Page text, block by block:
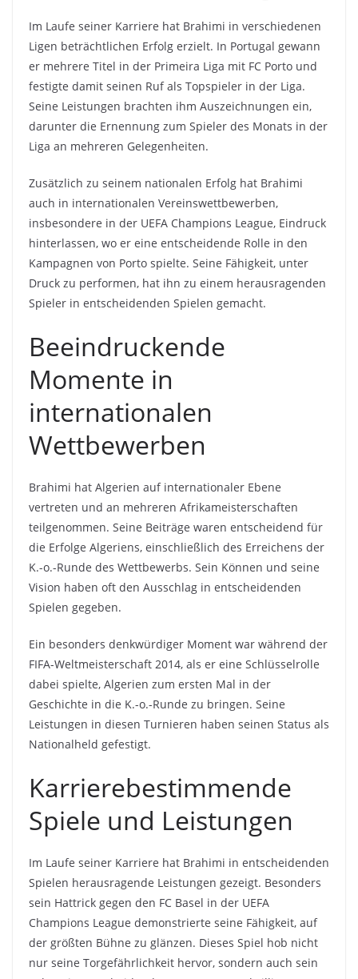
Im Laufe seiner Karriere hat Brahimi in verschiedenen
Ligen beträchtlichen Erfolg erzielt. In Portugal gewann
er mehrere Titel in der Primeira Liga mit FC Porto und
festigte damit seinen Ruf als Topspieler in der Liga.
Seine Leistungen brachten ihm Auszeichnungen ein,
darunter die Ernennung zum Spieler des Monats in der
Liga an mehreren Gelegenheiten.
Zusätzlich zu seinem nationalen Erfolg hat Brahimi
auch in internationalen Vereinswettbewerben,
insbesondere in der UEFA Champions League, Eindruck
hinterlassen, wo er eine entscheidende Rolle in den
Kampagnen von Porto spielte. Seine Fähigkeit, unter
Druck zu performen, hat ihn zu einem herausragenden
Spieler in entscheidenden Spielen gemacht.
Beeindruckende
Momente in
internationalen
Wettbewerben
Brahimi hat Algerien auf internationaler Ebene
vertreten und an mehreren Afrikameisterschaften
teilgenommen. Seine Beiträge waren entscheidend für
die Erfolge Algeriens, einschließlich des Erreichens der
K.-o.-Runde des Wettbewerbs. Sein Können und seine
Vision haben oft den Ausschlag in entscheidenden
Spielen gegeben.
Ein besonders denkwürdiger Moment war während der
FIFA-Weltmeisterschaft 2014, als er eine Schlüsselrolle
dabei spielte, Algerien zum ersten Mal in der
Geschichte in die K.-o.-Runde zu bringen. Seine
Leistungen in diesen Turnieren haben seinen Status als
Nationalheld gefestigt.
Karrierebestimmende
Spiele und Leistungen
Im Laufe seiner Karriere hat Brahimi in entscheidenden
Spielen herausragende Leistungen gezeigt. Besonders
sein Hattrick gegen den FC Basel in der UEFA
Champions League demonstrierte seine Fähigkeit, auf
der größten Bühne zu glänzen. Dieses Spiel hob nicht
nur seine Torgefährlichkeit hervor, sondern auch sein